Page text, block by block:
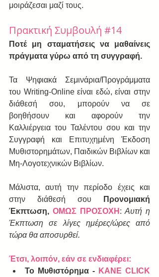
μοιράζεσαι μαζί τους.
Πρακτική Συμβουλή #14
Ποτέ μη σταματήσεις να μαθαίνεις
πράγματα γύρω από τη συγγραφή.
Τα Ψηφιακά Σεμινάρια/Προγράμματα
του Writing-Online είναι εδώ, είναι στην
διάθεσή σου, μπορούν να σε
βοηθήσουν και αφορούν την
Καλλιέργεια του Ταλέντου σου και την
Συγγραφή και Επιτυχημένη Έκδοση
Μυθιστορημάτων, Παιδικών Βιβλίων και
Μη-Λογοτεχνικών Βιβλίων.
Μάλιστα, αυτή την περίοδο έχεις και
στην διάθεσή σου
Προνομιακή
Έκπτωση, ΟΜΩΣ ΠΡΟΣΟΧΗ : Aυτή η
Έκπτωση σε λίγες ημέρες/ώρες από
τώρα θα αποσυρθεί.
Έτσι, λοιπόν, εάν σε ενδιαφέρει:
To Μυθιστόρημα - ΚΑΝΕ CLICK